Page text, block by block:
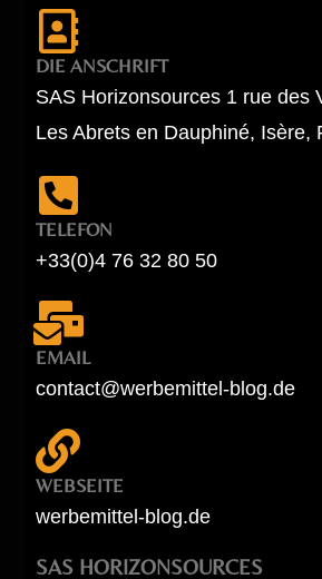
DIE ANSCHRIFT
SAS Horizonsources 1 rue des
Les Abrets en Dauphiné, Isère,
TELEFON
+33(0)4 76 32 80 50
EMAIL
contact@werbemittel-blog.de
WEBSEITE
werbemittel-blog.de
SAS HORIZONSOURCES